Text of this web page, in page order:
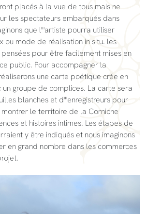
placés à la vue de tous mais ne
les spectateurs embarqués dans
que l"'artiste pourra utiliser
ou mode de réalisation in situ. les
pour être facilement mises en
public. Pour accompagner la
une carte poétique crée en
groupe de complices. La carte sera
blanches et d"'enregistreurs pour
le territoire de la Corniche
et histoires intimes. Les étapes de
y être indiqués et nous imaginons
en grand nombre dans les commerces